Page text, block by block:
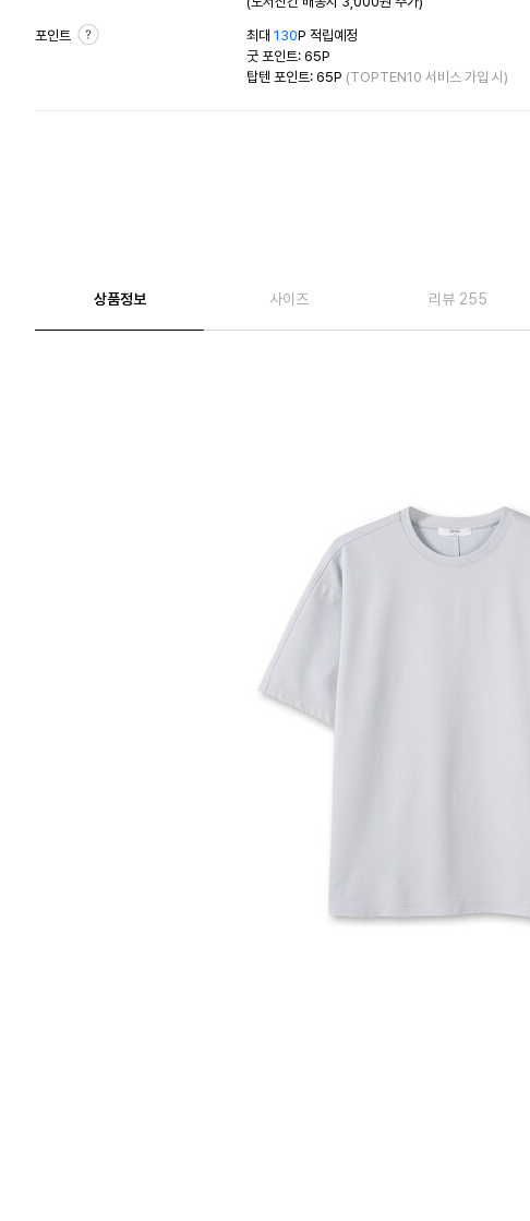
포인트 최대 130P 적립예정
굿 포인트: 65P
탑텐 포인트: 65P (TOPTEN10 서비스 가입 시)
상품정보 사이즈 리뷰 255